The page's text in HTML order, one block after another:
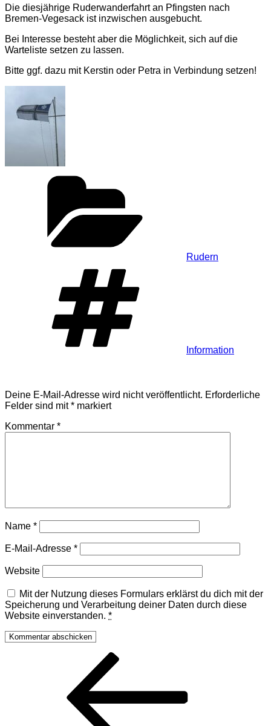
Die diesjährige Ruderwanderfahrt an Pfingsten nach
Bremen-Vegesack ist inzwischen ausgebucht.
Bei Interesse besteht aber die Möglichkeit, sich auf die
Warteliste setzen zu lassen.
Bitte ggf. dazu mit Kerstin oder Petra in Verbindung setzen!
Rudern
Information
Deine E-Mail-Adresse wird nicht veröffentlicht. Erforderliche
Felder sind mit* markiert
Kommentar *
Name *
E-Mail-Adresse *
Website
Mit der Nutzung dieses Formulars erklärst du dich mit der
Speicherung und Verarbeitung deiner Daten durch diese
Website einverstanden. *
Beitragsnavigation